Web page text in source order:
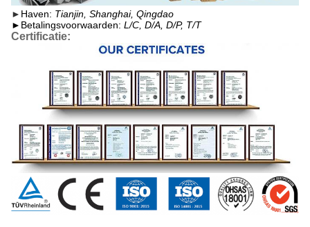
► Haven: Tianjin, Shanghai, Qingdao
► Betalingsvoorwaarden: L/C, D/A, D/P, T/T
Certificatie: